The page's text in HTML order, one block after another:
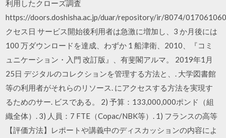
利用したクローズ調査
https://doors.doshisha.ac.jp/duar/repository/ir/8074/
クセス日 サービス開始後利用者は急激に増加し、3 か月後には
100 万ダウンロードを達成、わずか 1 船津衛、2010、『コミ
ュニケーション・入門 改訂版』、有斐閣アルマ。 2019年1月
25日 デジタルのコレクションを管理する方法と、. 大学図書館
等の利用者がそれらのリソース. にアクセスする方法を実現す
るためのサー. ビスである。 2) 予算：133,000,000ポンド（組
織全体）. 3) 人員：7 FTE（Copac/NBK等）. 1) フランスの高等
【評価方法】レポートや講義中のディスカッションの内容によ